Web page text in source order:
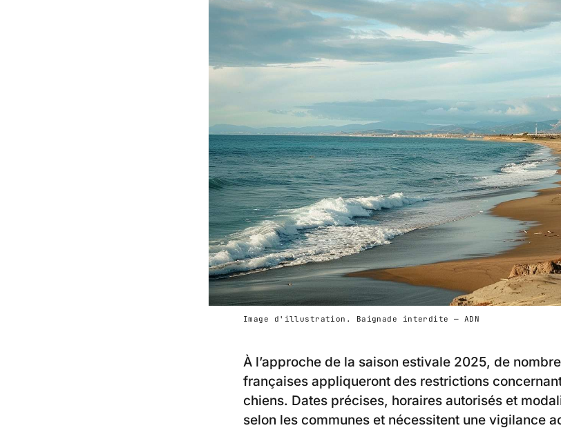
Image d'illustration. Baignade interdite — ADN
À l’approche de la saison estivale 2025, de
françaises appliqueront des restrictions
chiens. Dates précises, horaires autorisés et
selon les communes et nécessitent une vigilance